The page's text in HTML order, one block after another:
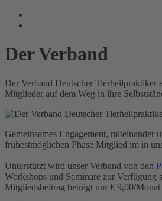
Der Verband
Der Verband Deutscher Tierheilpraktiker
Mitglieder auf dem Weg in ihre
Gemeinsames Engagement,
frühestmöglichen Phase Mitglied im in
Unterstützt wird unser Verband von den
Workshops und Seminare zur Verfügung
Mitgliedsbeitrag beträgt nur € 9,00/